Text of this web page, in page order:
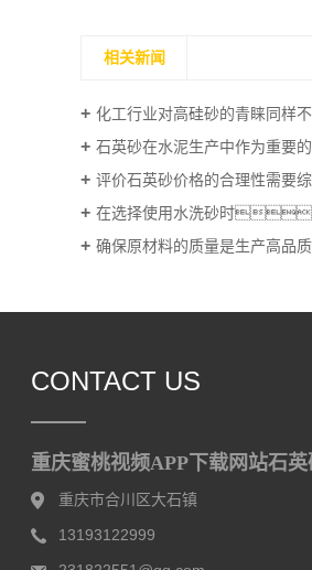
相关新闻
化工行业对高硅砂的青睐同样
石英砂在水泥生产中作为重要
评价石英砂价格的合理性需要
在选择使用水洗砂时，建议根据
确保原材料的质量是生产高品
CONTACT US
重庆蜜桃视频APP下载网站石英
重庆市合川区大石镇
13193122999